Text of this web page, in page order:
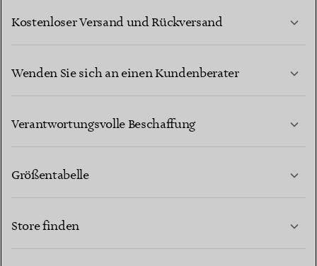
Kostenloser Versand und Rückversand
Wenden Sie sich an einen Kundenberater
Verantwortungsvolle Beschaffung
Größentabelle
Store finden